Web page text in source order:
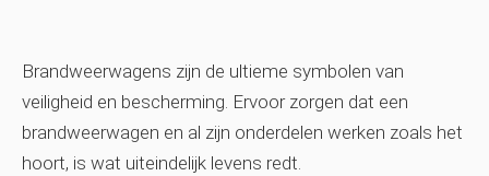
Brandweerwagens zijn de ultieme symbolen van
veiligheid en bescherming. Ervoor zorgen dat een
brandweerwagen en al zijn onderdelen werken zoals het
hoort, is wat uiteindelijk levens redt.